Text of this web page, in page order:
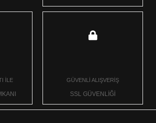
İLE GÜVENLİ ALIŞVERİŞ
SSL GÜVENLİĞİ